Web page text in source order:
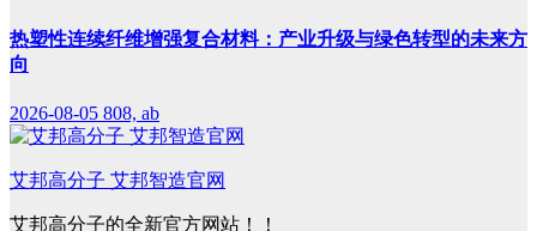
热塑性连续纤维增强复合材料：产业升级与绿色转型的未来方
向
2026-08-05 808, ab
艾邦高分子 艾邦智造官网
艾邦高分子的全新官方网站！！